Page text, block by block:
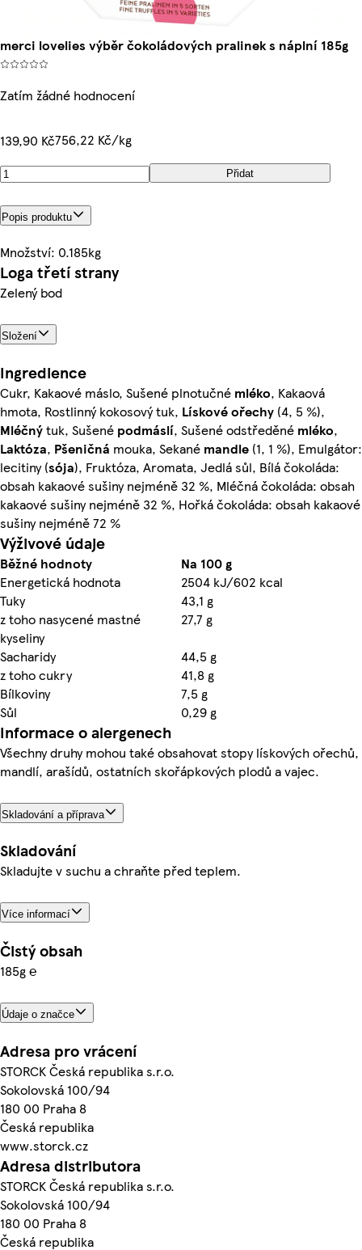
merci lovelies výběr čokoládových pralinek s náplní 185g
Zatím žádné hodnocení
139,90 Kč756,22 Kč/kg
Přidat
Popis produktu
Množství: 0.185kg
Loga třetí strany
Zelený bod
Složení
Ingredience
Cukr, Kakaové máslo, Sušené plnotučné mléko, Kakaová
hmota, Rostlinný kokosový tuk, Lískové ořechy (4, 5 %),
Mléčnýtuk, Sušené podmáslí, Sušené odstředěné mléko,
Laktóza, Pšeničná mouka, Sekané mandle (1, 1 %), Emulgátor:
lecitiny (sója), Fruktóza, Aromata, Jedlá sůl, Bílá čokoláda:
obsah kakaové sušiny nejméně 32 %, Mléčná čokoláda: obsah
kakaové sušiny nejméně 32 %, Hořká čokoláda: obsah kakaové
sušiny nejméně 72 %
Výživové údaje
Běžné hodnoty
Na 100 g
Energetická hodnota
2504 kJ/602 kcal
Tuky
43,1 g
z toho nasycené mastné
kyseliny
27,7 g
Sacharidy
44,5 g
z toho cukry
41,8 g
Bílkoviny
7,5 g
Sůl
0,29 g
Informace o alergenech
Všechny druhy mohou také obsahovat stopy lískových ořechů,
mandlí, arašídů, ostatních skořápkových plodů a vajec.
Skladování a příprava
Skladování
Skladujte v suchu a chraňte před teplem.
Více informací
Čistý obsah
185g ℮
Údaje o značce
Adresa pro vrácení
STORCK Česká republika s.r.o.
Sokolovská 100/94
180 00 Praha 8
Česká republika
www.storck.cz
Adresa distributora
STORCK Česká republika s.r.o.
Sokolovská 100/94
180 00 Praha 8
Česká republika